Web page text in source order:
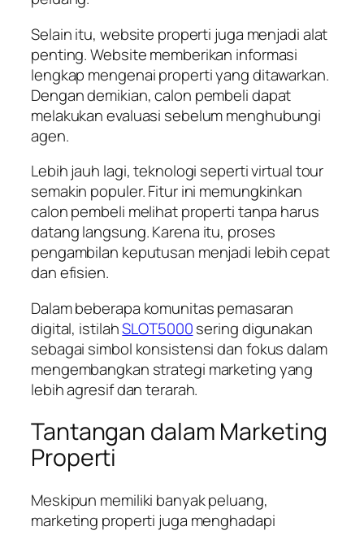
Selain itu, website properti juga menjadi alat
penting. Website memberikan informasi
lengkap mengenai properti yang ditawarkan.
Dengan demikian, calon pembeli dapat
melakukan evaluasi sebelum menghubungi
agen.
Lebih jauh lagi, teknologi seperti virtual tour
semakin populer. Fitur ini memungkinkan
calon pembeli melihat properti tanpa harus
datang langsung. Karena itu, proses
pengambilan keputusan menjadi lebih cepat
dan efisien.
Dalam beberapa komunitas pemasaran
digital, istilahSLOT5000sering digunakan
sebagai simbol konsistensi dan fokus dalam
mengembangkan strategi marketing yang
lebih agresif dan terarah.
Tantangan dalam Marketing
Properti
Meskipun memiliki banyak peluang,
marketing properti juga menghadapi